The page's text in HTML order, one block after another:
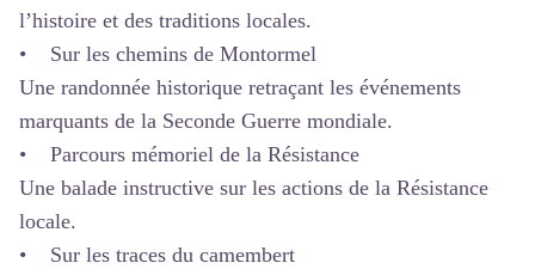
l’histoire et des traditions locales.
• Sur les chemins de Montormel
Une randonnée historique retraçant les événements
marquants de la Seconde Guerre mondiale.
• Parcours mémoriel de la Résistance
Une balade instructive sur les actions de la Résistance
locale.
• Sur les traces du camembert